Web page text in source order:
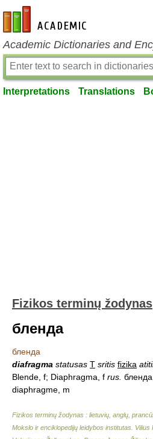
en-academic.com
Academic Dictionaries and
Interpretations Translations
Fizikos terminų žodynas
бленда
бленда
diafragma statusas T sritis fizika
Blende, f; Diaphragma, f rus.
diaphragme, m
Fizikos terminų žodynas : lietuvių, anglų,
Mokslo ir enciklopedijų leidybos institutas Vilius